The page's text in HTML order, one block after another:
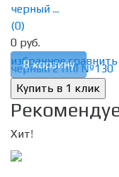
избранное сравнить
черный ...
(0)
0 руб.
В корзину
Хит!